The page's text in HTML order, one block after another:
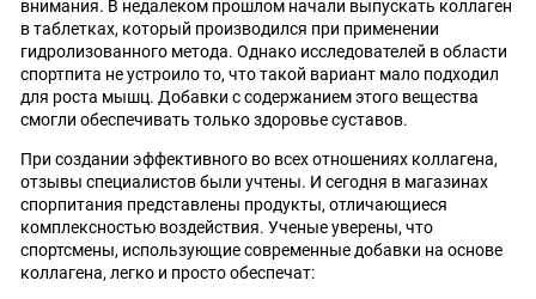
внимания. В недалеком прошлом начали выпускать коллаген
в таблетках, который производился при применении
гидролизованного метода. Однако исследователей в области
спортпита не устроило то, что такой вариант мало подходил
для роста мышц. Добавки с содержанием этого вещества
смогли обеспечивать только здоровье суставов.
При создании эффективного во всех отношениях коллагена,
отзывы специалистов были учтены. И сегодня в магазинах
спорпитания представлены продукты, отличающиеся
комплексностью воздействия. Ученые уверены, что
спортсмены, использующие современные добавки на основе
коллагена, легко и просто обеспечат: